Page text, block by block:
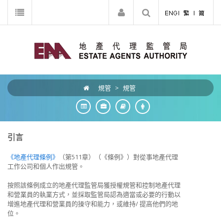
規管 > 規管
引言
《地產代理條例》
（第511章）（《條例》）對從事地產代理
工作公司和個人作出規管。
按照該條例成立的地產代理監管局獲授權規管和控制地產代理
和營業員的執業方式，並採取監管局認為適當或必要的行動以
增進地產代理和營業員的操守和能力，或維持/ 提高他們的地
位。